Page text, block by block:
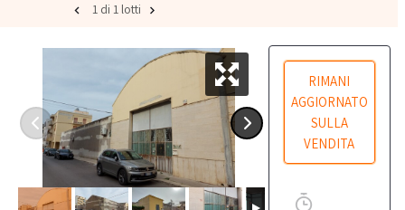
1 di 1 lotti
RIMANI
AGGIORNATO
SULLA
VENDITA